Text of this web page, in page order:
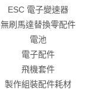
ESC 電子變速器
無刷馬達替換零配件
電池
電子配件
飛機套件
製作組裝配件耗材